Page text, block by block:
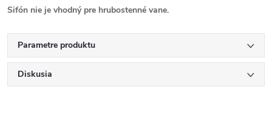
Sifón nie je vhodný pre hrubostenné vane.
Parametre produktu
Diskusia